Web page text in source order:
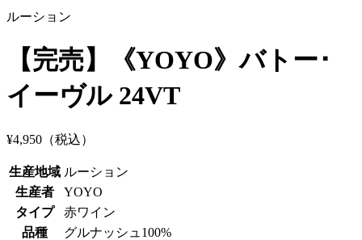
ルーション
【完売】《YOYO》バトー･
イーヴル 24VT
¥4,950 （税込）
生産地域 ルーション
生産者
YOYO
タイプ
赤ワイン
品種
グルナッシュ100%